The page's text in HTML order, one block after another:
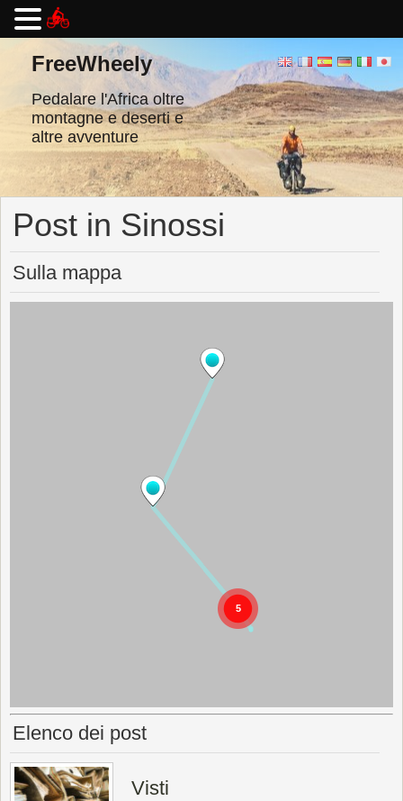
contenutoFreeWheely
Pedalare l'Africa oltre
montagne e deserti e
altre avventure
Post in Sinossi
Sulla mappa
Elenco dei post
Visti